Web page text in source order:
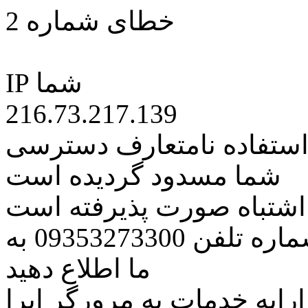
خطای شماره 2
IP شما
216.73.217.139
نامتعارف دسترسی
شما مسدود گردیده است
اشتباه صورت پذیرفته است
مراتب این مسئله را از طریق شماره تلفن 09353273300 به
ما اطلاع دهید
خدمات به مرورگر اپرا